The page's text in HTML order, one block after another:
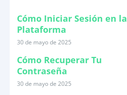
Cómo Iniciar Sesión en la
Plataforma
30 de mayo de 2025
Cómo Recuperar Tu
Contraseña
30 de mayo de 2025